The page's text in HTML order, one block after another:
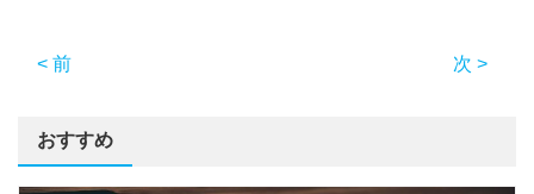
< 前 次 >
おすすめ